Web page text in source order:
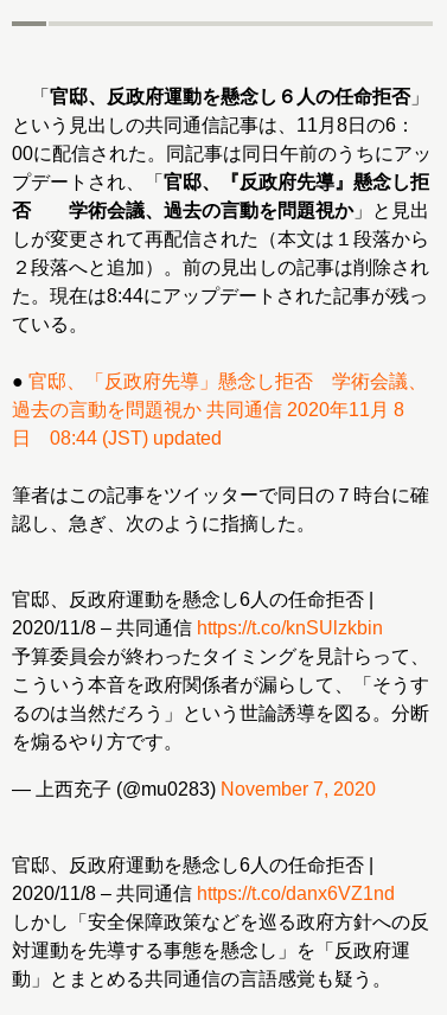
「 官邸、反政府運動を懸念し６人の任命拒否」
という見出しの共同通信記事は、11月8日の6：
00に配信された。同記事は同日午前のうちにアッ
プデートされ、「 官邸、『反政府先導』懸念し拒
否 学術会議、過去の言動を問題視か」と見出
しが変更されて再配信された（本文は１段落から
２段落へと追加）。前の見出しの記事は削除され
た。現在は8:44にアップデートされた記事が残っ
ている。
● 官邸、「反政府先導」懸念し拒否 学術会議、
過去の言動を問題視か 共同通信 2020年11月 8
日 08:44 (JST) updated
筆者はこの記事をツイッターで同日の７時台に確
認し、急ぎ、次のように指摘した。
官邸、反政府運動を懸念し6人の任命拒否 |
2020/11/8 – 共同通信 https://t.co/knSUlzkbin
予算委員会が終わったタイミングを見計らって、
こういう本音を政府関係者が漏らして、「そうす
るのは当然だろう」という世論誘導を図る。分断
を煽るやり方です。
— 上西充子 (@mu0283) November 7, 2020
官邸、反政府運動を懸念し6人の任命拒否 |
2020/11/8 – 共同通信 https://t.co/danx6VZ1nd
しかし「安全保障政策などを巡る政府方針への反
対運動を先導する事態を懸念し」を「反政府運
動」とまとめる共同通信の言語感覚も疑う。